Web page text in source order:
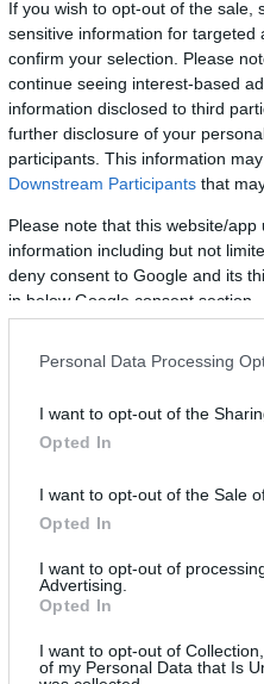
If you wish to opt-out of the sale,
sensitive information for targeted
confirm your selection. Please
continue seeing interest-based
information disclosed to third
further disclosure of your
participants. This information
Downstream Participants that
Please note that this website/
information including but not
deny consent to Google and its
in below Google consent section.
Personal Data Processing
I want to opt-out of the
Opted In
I want to opt-out of the Sale
Opted In
I want to opt-out of
Advertising.
Opted In
I want to opt-out of
of my Personal Data that Is
A 2003-
jelentés)
azóta is
pedig
sem
2016.